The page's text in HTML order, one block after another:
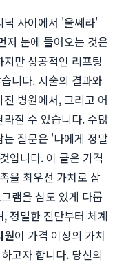
사이에서 '울쎄라'
저 눈에 들어오는 것은
만 성공적인 리프팅
니다. 시술의 결과와
병원에서, 그리고 어
질 수 있습니다. 수많
질문은 '나에게 정말
입니다. 이 글은 가격
을 최우선 가치로 삼
램을 심도 있게 다룹
정밀한 진단부터 체계
원이 가격 이상의 가치
고자 합니다. 당신의